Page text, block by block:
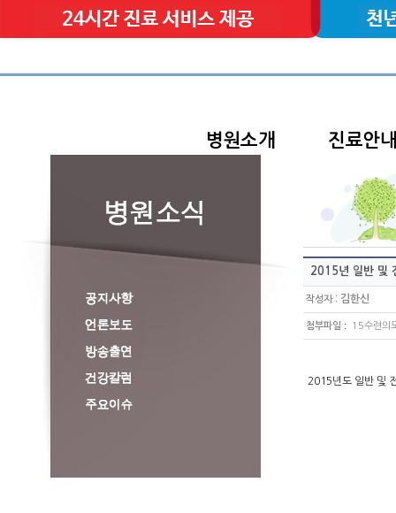
병원소개 진료안내
2015년 일반 및
작성자: 김한신
첨부파일 : 15수련의
2015년도 일반 및